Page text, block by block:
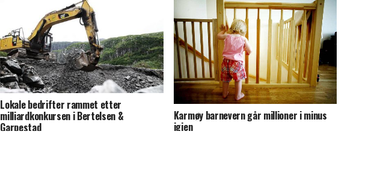
Lokale bedrifter rammet etter
milliardkonkursen i Bertelsen &
Garpestad
Karmøy barnevern går millioner i minus
igjen